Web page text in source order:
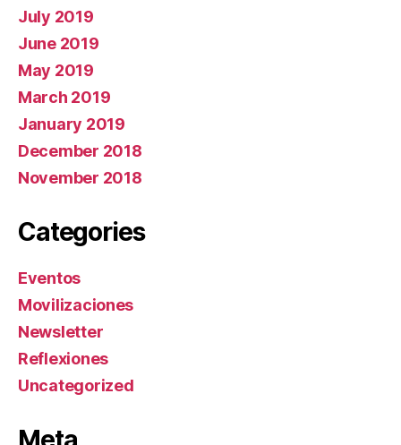
July 2019
June 2019
May 2019
March 2019
January 2019
December 2018
November 2018
Categories
Eventos
Movilizaciones
Newsletter
Reflexiones
Uncategorized